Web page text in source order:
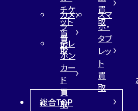
チケ
ット
買
取
買
取
カメ
ラ
買
取
スマ
ホ・
タブ
レッ
ト
買
取
テレ
ホン
カー
ド
買
取
総合TOP